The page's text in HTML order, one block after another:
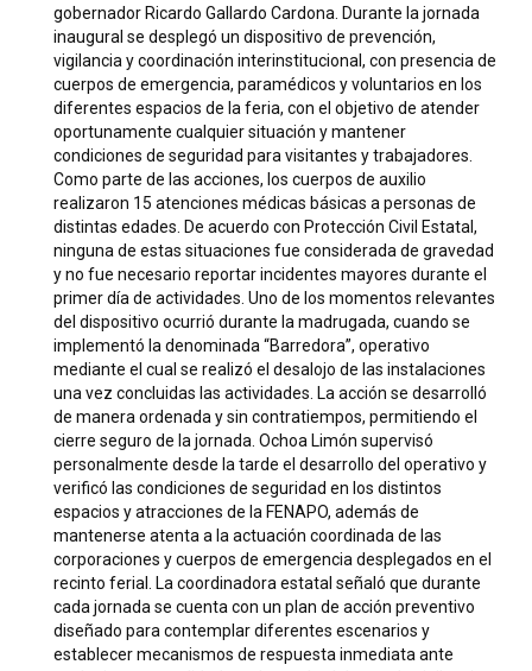
gobernador Ricardo Gallardo Cardona. Durante la jornada
inaugural se desplegó un dispositivo de prevención,
vigilancia y coordinación interinstitucional, con presencia de
cuerpos de emergencia, paramédicos y voluntarios en los
diferentes espacios de la feria, con el objetivo de atender
oportunamente cualquier situación y mantener
condiciones de seguridad para visitantes y trabajadores.
Como parte de las acciones, los cuerpos de auxilio
realizaron 15 atenciones médicas básicas a personas de
distintas edades. De acuerdo con Protección Civil Estatal,
ninguna de estas situaciones fue considerada de gravedad
y no fue necesario reportar incidentes mayores durante el
primer día de actividades. Uno de los momentos relevantes
del dispositivo ocurrió durante la madrugada, cuando se
implementó la denominada “Barredora”, operativo
mediante el cual se realizó el desalojo de las instalaciones
una vez concluidas las actividades. La acción se desarrolló
de manera ordenada y sin contratiempos, permitiendo el
cierre seguro de la jornada. Ochoa Limón supervisó
personalmente desde la tarde el desarrollo del operativo y
verificó las condiciones de seguridad en los distintos
espacios y atracciones de la FENAPO, además de
mantenerse atenta a la actuación coordinada de las
corporaciones y cuerpos de emergencia desplegados en el
recinto ferial. La coordinadora estatal señaló que durante
cada jornada se cuenta con un plan de acción preventivo
diseñado para contemplar diferentes escenarios y
establecer mecanismos de respuesta inmediata ante